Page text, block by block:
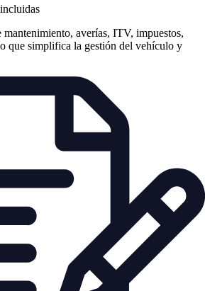
averías, ITV, impuestos,
que simplifica la gestión del vehículo y